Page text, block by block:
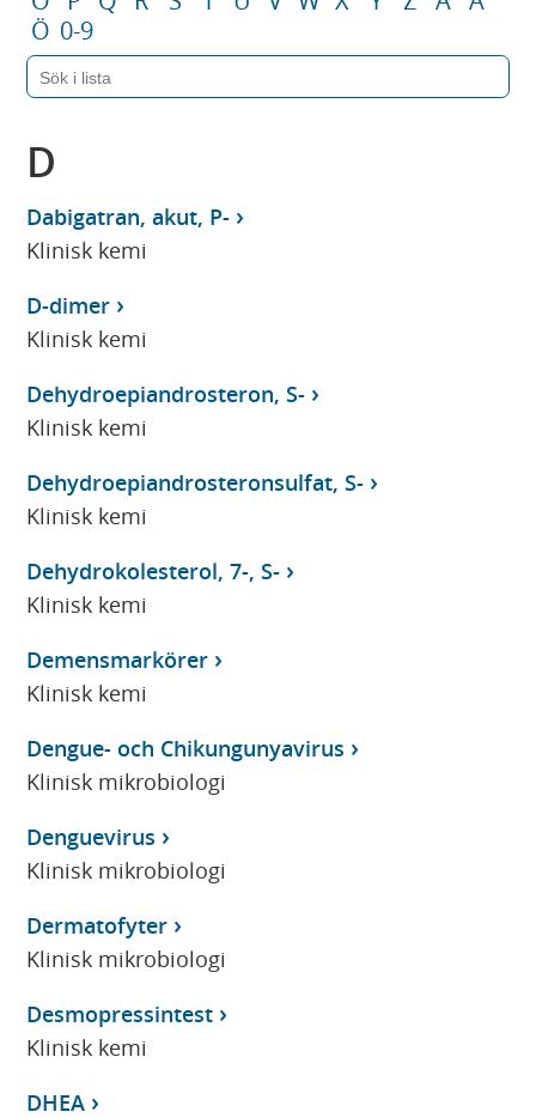
Ö 0-9
D
Dabigatran, akut, P-
Klinisk kemi
D-dimer
Klinisk kemi
Dehydroepiandrosteron, S-
Klinisk kemi
Dehydroepiandrosteronsulfat, S-
Klinisk kemi
Dehydrokolesterol, 7-, S-
Klinisk kemi
Demensmarkörer
Klinisk kemi
Dengue- och Chikungunyavirus
Klinisk mikrobiologi
Denguevirus
Klinisk mikrobiologi
Dermatofyter
Klinisk mikrobiologi
Desmopressintest
Klinisk kemi
DHEA